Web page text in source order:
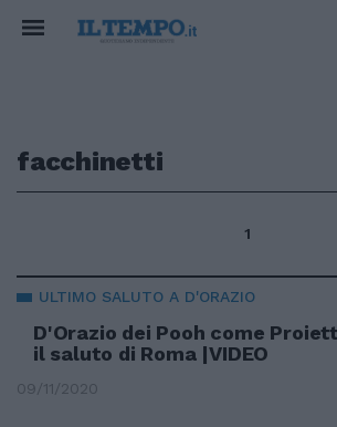
facchinetti
1
ULTIMO SALUTO A D'ORAZIO
D'Orazio dei Pooh come
il saluto di Roma |VIDEO
09/11/2020